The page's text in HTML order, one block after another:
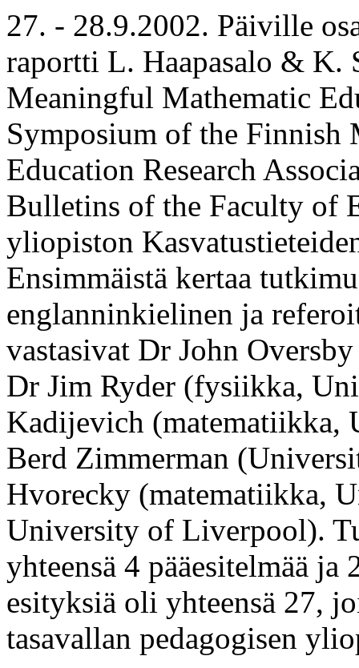
27. - 28.9.2002. Päiville
raportti L. Haapasalo & K.
Meaningful Mathematic
Symposium of the Finnish
Education Research
Bulletins of the Faculty of
yliopiston
Ensimmäistä kertaa
englanninkielinen ja
vastasivat Dr John
Dr Jim Ryder (fysiikka,
Kadijevich (matematiikka,
Berd Zimmerman
Hvorecky (matematiikka,
University of Liverpool).
yhteensä 4 pääesitelmää
esityksiä oli yhteensä 27,
tasavallan pedagogisen